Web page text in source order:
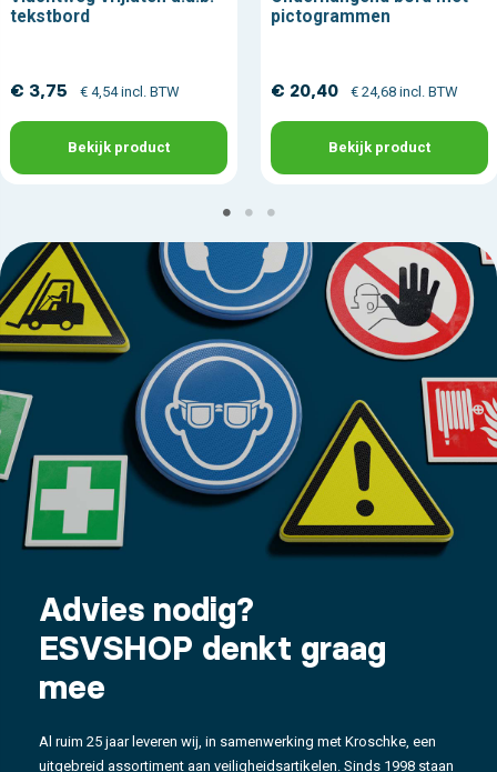
tekstbord
€ 3,75 € 4,54 incl. BTW
Bekijk product
pictogrammen
€ 20,40 € 24,68 incl. BTW
Bekijk product
Advies nodig?
ESVSHOP denkt graag
mee
Al ruim 25 jaar leveren wij, in samenwerking met Kroschke, een
uitgebreid assortiment aan veiligheidsartikelen. Sinds 1998 staan